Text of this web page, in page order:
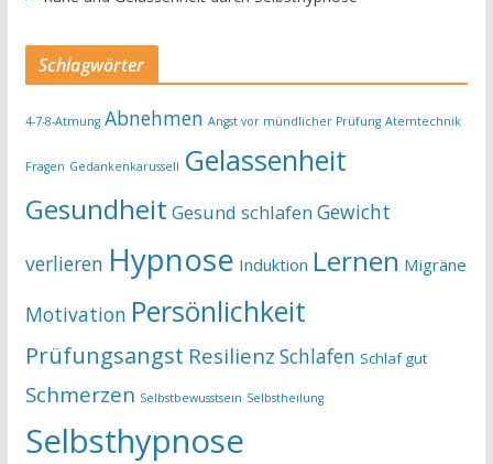
Schlagwörter
4-7-8-Atmung Abnehmen Angst vor mündlicher Prüfung Atemtechnik
Fragen Gedankenkarussell Gelassenheit
Gesundheit Gesund schlafen Gewicht
verlieren Hypnose Induktion Lernen Migräne
Motivation Persönlichkeit
Prüfungsangst Resilienz Schlafen Schlaf gut
Schmerzen Selbstbewusstsein Selbstheilung
Selbsthypnose